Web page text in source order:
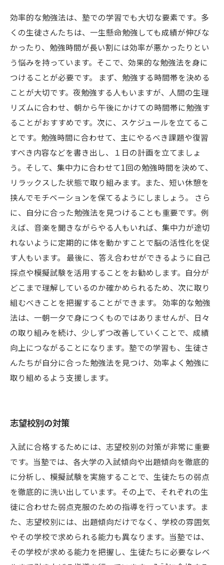
効率的な勉強法は、塾での学習でも大切な要素です。多
くの生徒さんたちは、一生懸命勉強しても成績が伸びな
かったり、勉強時間が長い割には効率が悪かったりとい
う悩みを持っています。そこで、効果的な勉強法を身に
つけることが必要です。 まず、勉強する時間帯を決める
ことが大切です。夜勉強する人もいますが、人間の生理
リズムに合わせ、朝から午後にかけての時間帯に勉強す
ることがおすすめです。次に、スケジュールを立てるこ
とです。勉強時間に合わせて、主にやるべき課題や復習
すべき内容などを書き出し、１日の計画を立てましょ
う。そして、集中力に合わせて1回の勉強時間を決めて、
リラックスした状態で取り組みます。また、短い休憩を
挟んでモチベーションを保てるようにしましょう。 さら
に、自分に合った勉強法を見つけることも重要です。例
えば、音楽を聞きながらやる人もいれば、集中力が途切
れないように定期的に体を動かすことで脳の活性化を促
す人もいます。 最後に、答え合わせができるように自己
採点や模擬試験を活用することをお勧めします。自分が
どこまで理解しているのか確かめられるため、次に取り
組むべきことを把握することができます。 効率的な勉強
法は、一朝一夕で身につくものではありませんが、日々
の取り組みを続け、少しずつ改善していくことで、成績
向上につながることになります。塾での学習も、生徒さ
んたちが自分に合った勉強法を見つけ、効率よく勉強に
取り組めるよう支援します。
志望校別の対策
入試に合格するためには、志望校別の対策が非常に重要
です。当塾では、各大学の入試傾向や出題傾向を徹底的
に分析し、模擬試験を実施することで、生徒たちの弱点
を徹底的に洗い出しています。その上で、それぞれの生
徒に合わせた弱点克服のための指導を行っています。ま
た、志望校別には、出題傾向だけでなく、学校の雰囲気
やその学校で求められる能力も異なります。当塾では、
その学校が求める能力を把握し、生徒たちに必要なレベ